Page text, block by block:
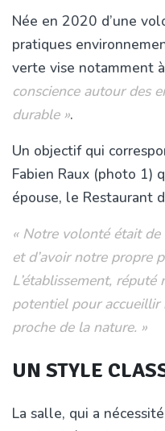
Née en 2020 d’une
pratiques
verte vise notamment à
conscience autour des
durable ».
Un objectif qui
Fabien Raux (photo 1)
épouse, le Restaurant
« Notre volonté était
et d’avoir notre propre
L’établissement,
potentiel pour accueillir
proche de la nature. »
UN STYLE
La salle, qui a